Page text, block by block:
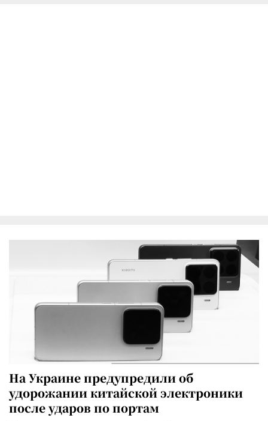
На Украине предупредили об
удорожании китайской электроники
после ударов по портам